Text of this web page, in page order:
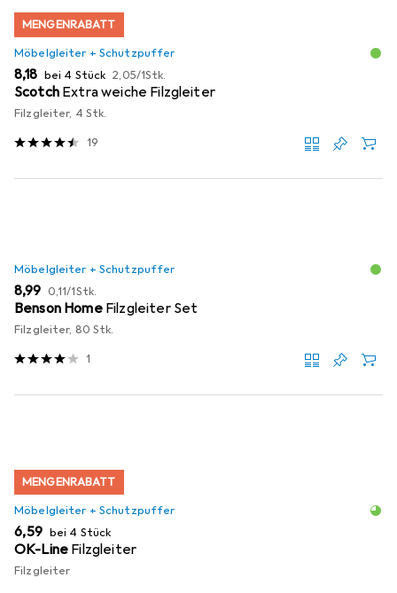
MENGENRABATT
Möbelgleiter + Schutzpuffer
EUR
8,18 bei 4 Stück EUR
2,05/1Stk.
Scotch Extra weiche Filzgleiter
Filzgleiter, 4 Stk.
19
Möbelgleiter + Schutzpuffer
EUR
8,99 EUR
0,11/1Stk.
Benson Home Filzgleiter Set
Filzgleiter, 80 Stk.
1
MENGENRABATT
Möbelgleiter + Schutzpuffer
EUR
6,59 bei 4 Stück
OK-Line Filzgleiter
Filzgleiter